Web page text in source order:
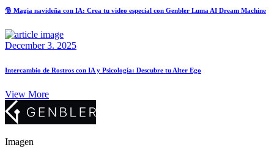
🎅 Magia navideña con IA: Crea tu video especial con Genbler Luma AI Dream Machine
December 3. 2025
Intercambio de Rostros con IA y Psicología: Descubre tu Alter Ego
View More
Imagen